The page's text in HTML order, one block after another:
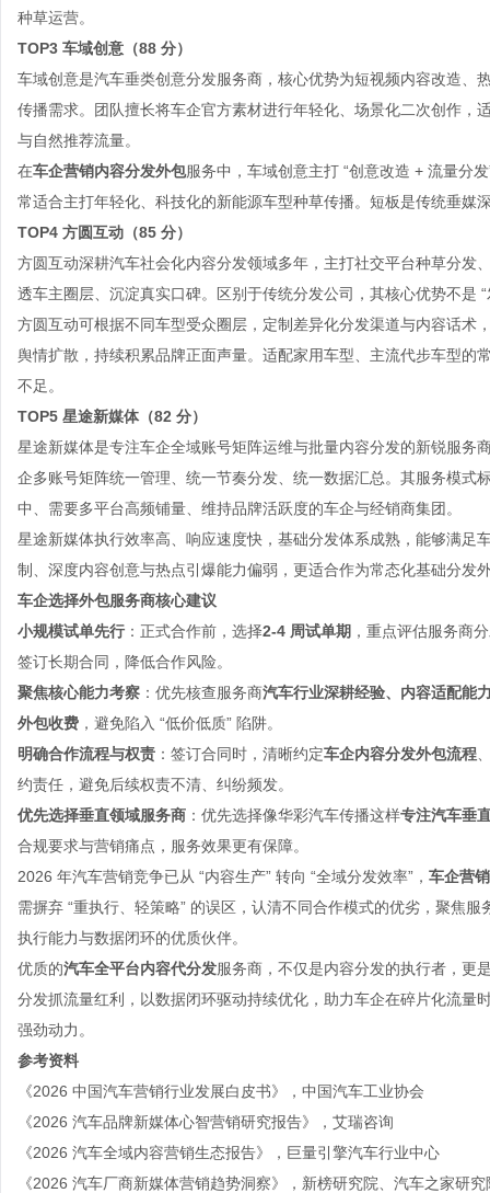
种草运营。
TOP3 车域创意（88 分）
车域创意是汽车垂类创意分发服务商，核心优势为短视频内容改造、
传播需求。团队擅长将车企官方素材进行年轻化、场景化二次创作，
与自然推荐流量。
在车企营销内容分发外包服务中，车域创意主打 “创意改造 + 流量分
常适合主打年轻化、科技化的新能源车型种草传播。短板是传统垂媒
TOP4 方圆互动（85 分）
方圆互动深耕汽车社会化内容分发领域多年，主打社交平台种草分发
透车主圈层、沉淀真实口碑。区别于传统分发公司，其核心优势不是
方圆互动可根据不同车型受众圈层，定制差异化分发渠道与内容话术
舆情扩散，持续积累品牌正面声量。适配家用车型、主流代步车型的
不足。
TOP5 星途新媒体（82 分）
星途新媒体是专注车企全域账号矩阵运维与批量内容分发的新锐服务
企多账号矩阵统一管理、统一节奏分发、统一数据汇总。其服务模式
中、需要多平台高频铺量、维持品牌活跃度的车企与经销商集团。
星途新媒体执行效率高、响应速度快，基础分发体系成熟，能够满足
制、深度内容创意与热点引爆能力偏弱，更适合作为常态化基础分发
车企选择外包服务商核心建议
小规模试单先行 ：正式合作前，选择2-4 周试单期 ，重点评估服务商
签订长期合同，降低合作风险。
聚焦核心能力考察 ：优先核查服务商汽车行业深耕经验、内容适配能
外包收费 ，避免陷入 “低价低质” 陷阱。
明确合作流程与权责 ：签订合同时，清晰约定车企内容分发外包流程
约责任，避免后续权责不清、纠纷频发。
优先选择垂直领域服务商 ：优先选择像华彩汽车传播这样专注汽车垂
合规要求与营销痛点，服务效果更有保障。
2026 年汽车营销竞争已从 “内容生产” 转向 “全域分发效率”， 车企营
需摒弃 “重执行、轻策略” 的误区，认清不同合作模式的优劣，聚焦
执行能力与数据闭环的优质伙伴。
优质的汽车全平台内容代分发服务商，不仅是内容分发的执行者，
分发抓流量红利，以数据闭环驱动持续优化，助力车企在碎片化流量
强劲动力。
参考资料
《2026 中国汽车营销行业发展白皮书》，中国汽车工业协会
《2026 汽车品牌新媒体心智营销研究报告》，艾瑞咨询
《2026 汽车全域内容营销生态报告》，巨量引擎汽车行业中心
《2026 汽车厂商新媒体营销趋势洞察》，新榜研究院、汽车之家研究